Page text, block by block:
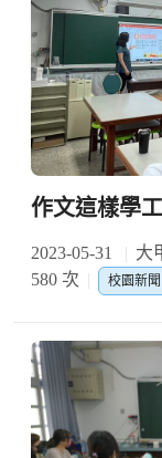
作文這樣學
2023-05-31 大
580 次
校園新聞